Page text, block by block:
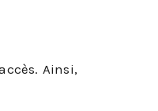
Ainsi,